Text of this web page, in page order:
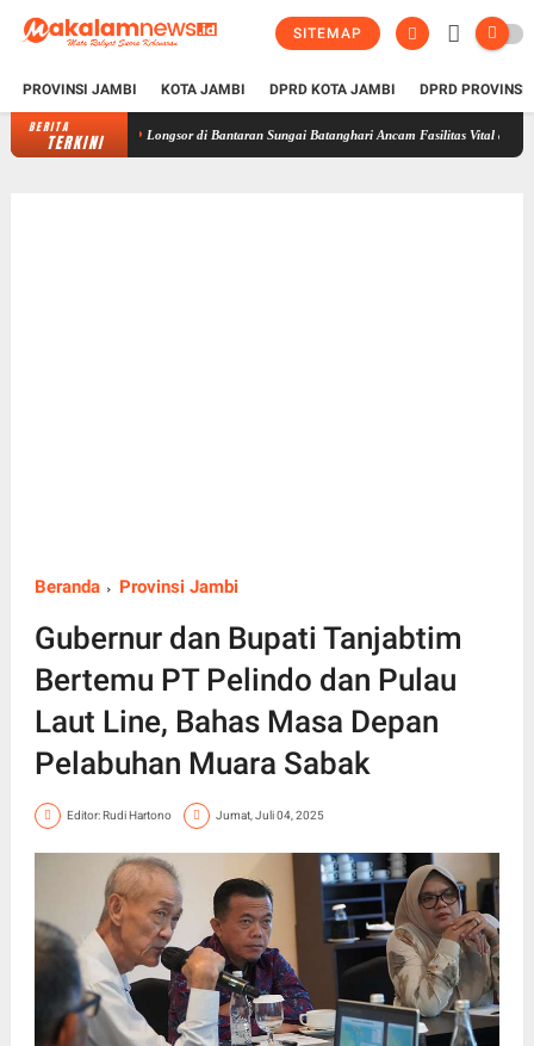
SITEMAP
PROVINSI JAMBI KOTA JAMBI DPRD KOTA JAMBI DPRD
BERITA
TERKINILongsor di Bantaran Sungai Batanghari Ancam Fasilitas Vital di Pasir Panjang,
Beranda Provinsi Jambi
Gubernur dan Bupati Tanjabtim
Bertemu PT Pelindo dan Pulau
Laut Line, Bahas Masa Depan
Pelabuhan Muara Sabak
Editor: Rudi Hartono Jumat, Juli 04, 2025